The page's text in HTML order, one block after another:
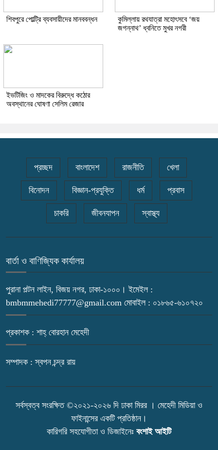
শিবপুরে পোল্ট্রি ব্যবসায়ীদের মানববন্ধন
কুমিল্লায় রথযাত্রা মহোৎসবে ‘জয়
জগন্নাথ’ ধ্বনিতে মুখর নগরী
ইভটিজিং ও মাদকের বিরুদ্ধে কঠোর
অবস্থানের ঘোষণা সেলিম রেজার
প্রচ্ছদ বাংলাদেশ রাজনীতি খেলা
বিনোদন বিজ্ঞান-প্রযুক্তি ধর্ম প্রবাস
চাকরি জীবনযাপন স্বাস্থ্য
বার্তা ও বাণিজ্যিক কার্যালয়
পুরানা পল্টন লাইন, বিজয় নগর, ঢাকা-১০০০। ইমেইল :
bmbmmehedi77777@gmail.com মোবাইল : ০১৮৬৫-৬১০৭২০
প্রকাশক : শাহ্ বোরহান মেহেদী
সম্পাদক : স্বপন চন্দ্র রায়
সর্বস্বত্ব সংরক্ষিত ©২০২১-২০২৬ দি ঢাকা মিরর । মেহেদী মিডিয়া ও
ফাইনান্সের একটি প্রতিষ্ঠান।
কারিগরি সহযোগীতা ও ডিজাইনেঃ বংশাই আইটি